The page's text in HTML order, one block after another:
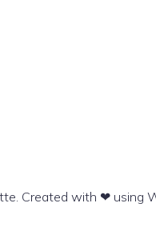
Created with ❤ using